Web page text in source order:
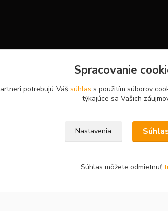
Spracovanie
potrebujú Váš súhlas s použitím súborov
týkajúce sa Vašich
Nastavenia
Súhlas môžete odmietnuť